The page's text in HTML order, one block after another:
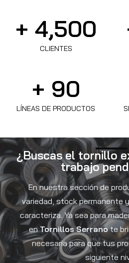
CLIENTES
+ 4,500
LÍNEAS DE PRODUCTOS
+ 90
¿Buscas el tornillo
trabajo
En nuestra sección de
variedad, stock permanente
caracteriza. Ya sea para
enTornillos Serranote
necesaria para que tus
siguiente